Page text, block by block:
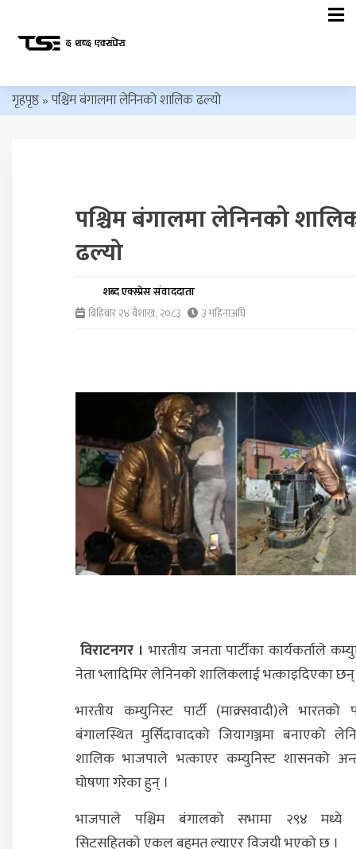
गृहपृष्ठ»पश्चिम बंगालमा लेनिनको शालिक ढल्यो
पश्चिम बंगालमा लेनिनको
ढल्यो
शब्द एक्स्प्रेस संवाददाता
बिहिबार २४ ब‌ैशाख, २०८३
३ महिनाअघि
विराटनगर । भारतीय जनता पार्टीका कार्यकर्ताले
नेता भ्लादिमिर लेनिनको शालिकलाई भत्काइदिएका
भारतीय कम्युनिस्ट पार्टी (माक्र्सवादी)ले भारतको
बंगालस्थित मुर्सिदावादको जियागञ्जमा बनाएको
शालिक भाजपाले भत्काएर कम्युनिस्ट शासनको
घोषणा गरेका हुन् ।
भाजपाले पश्चिम बंगालको सभामा २९४ मध्ये
सिटसहितको एकल बहुमत ल्याएर विजयी भएको छ ।